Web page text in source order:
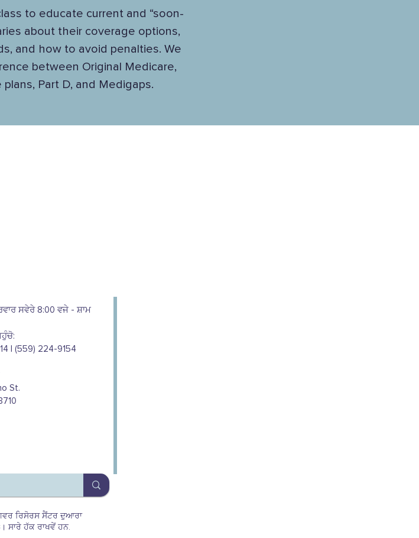
to educate current and “soon-
about their coverage options,
and how to avoid penalties. We
between Original Medicare,
Part D, and Medigaps.
ਸਵੇਰੇ 8:00 ਵਜੇ - ਸ਼ਾਮ
| (559) 224-9154
St.
ਰਿਸੋਰਸ ਸੈਂਟਰ ਦੁਆਰਾ
ਸਾਰੇ ਹੱਕ ਰਾਖਵੇਂ ਹਨ.